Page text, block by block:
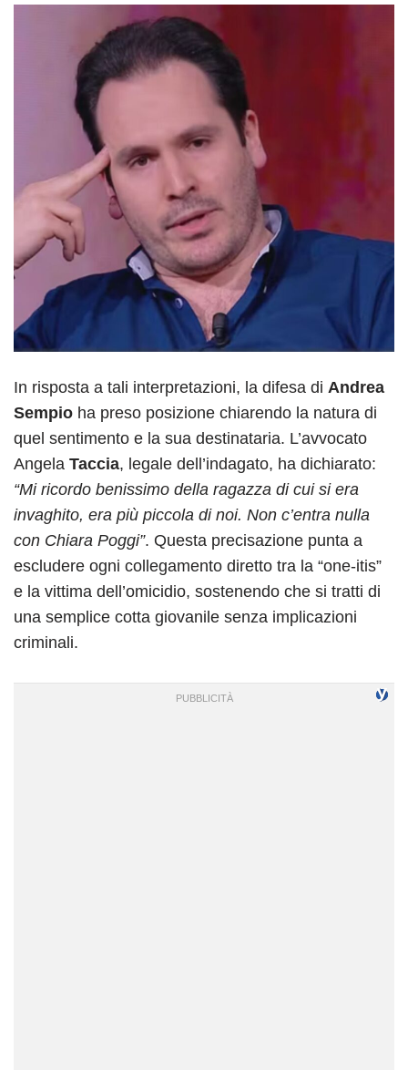
In risposta a tali interpretazioni, la difesa di Andrea
Sempio ha preso posizione chiarendo la natura di
quel sentimento e la sua destinataria. L’avvocato
Angela Taccia, legale dell’indagato, ha dichiarato:
“Mi ricordo benissimo della ragazza di cui si era
invaghito, era più piccola di noi. Non c’entra nulla
con Chiara Poggi”. Questa precisazione punta a
escludere ogni collegamento diretto tra la “one-itis”
e la vittima dell’omicidio, sostenendo che si tratti di
una semplice cotta giovanile senza implicazioni
criminali.